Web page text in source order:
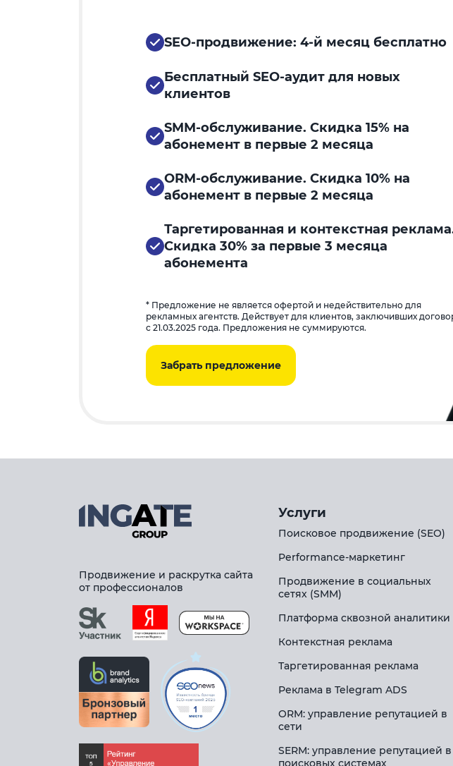
SEO-продвижение: 4-й месяц бесплатно
Бесплатный SEO-аудит для новых
клиентов
SMM-обслуживание. Скидка 15% на
абонемент в первые 2 месяца
ORM-обслуживание. Скидка 10% на
абонемент в первые 2 месяца
Таргетированная и контекстная
Скидка 30% за первые 3 месяца
абонемента
* Предложение не является офертой и недействительно для
рекламных агентств. Действует для клиентов, заключивших
с 21.03.2025 года. Предложения не суммируются.
Забрать предложение
Продвижение и раскрутка сайта
от профессионалов
Услуги
Поисковое продвижение (SEO)
Performance-маркетинг
Продвижение в социальных
сетях (SMM)
Платформа сквозной аналитики
Контекстная реклама
Таргетированная реклама
Реклама в Telegram ADS
ORM: управление репутацией в
сети
SERM: управление репутацией в
поисковых системах